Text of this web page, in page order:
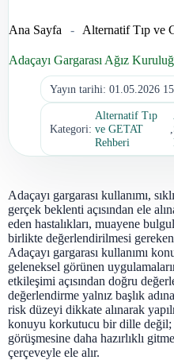
Ana Sayfa - Alternatif Tıp ve
Adaçayı Gargarası Ağız
Yayın tarihi: 01.05.2026
Kategori:
Alternatif Tıp
ve GETAT
Rehberi
,
Adaçayı gargarası kullanımı,
gerçek beklenti açısından ele
eden hastalıkları, muayene
birlikte değerlendirilmesi gereken
Adaçayı gargarası kullanımı
geleneksel görünen
etkileşimi açısından doğru
değerlendirme yalnız başlık
risk düzeyi dikkate alınarak
konuyu korkutucu bir dille değil;
görüşmesine daha hazırlıklı
çerçeveyle ele alır.